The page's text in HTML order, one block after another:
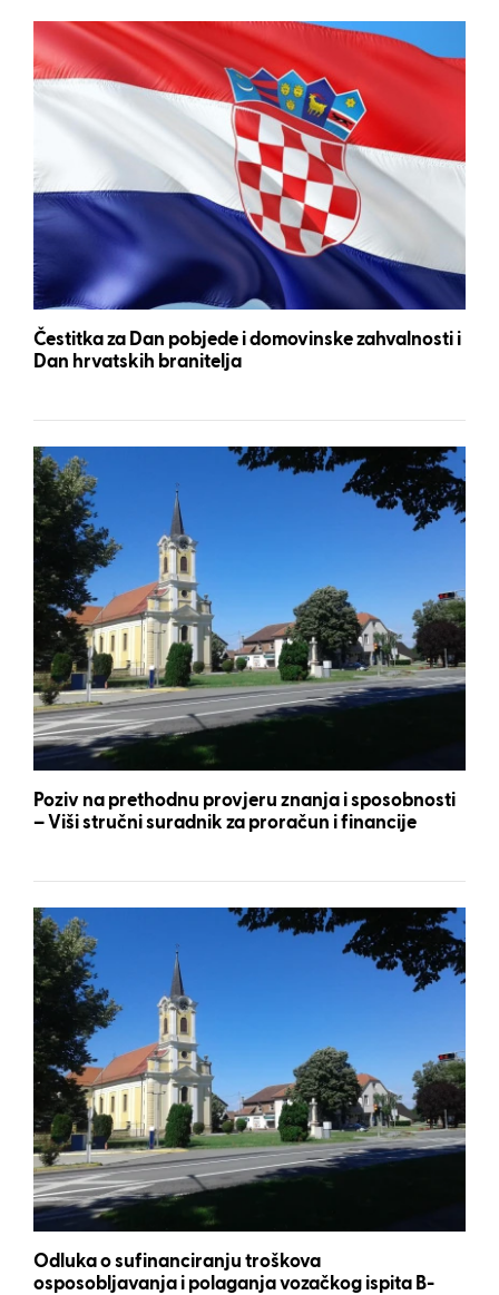
Čestitka za Dan pobjede i domovinske zahvalnosti i
Dan hrvatskih branitelja
Poziv na prethodnu provjeru znanja i sposobnosti
– Viši stručni suradnik za proračun i financije
Odluka o sufinanciranju troškova
osposobljavanja i polaganja vozačkog ispita B-